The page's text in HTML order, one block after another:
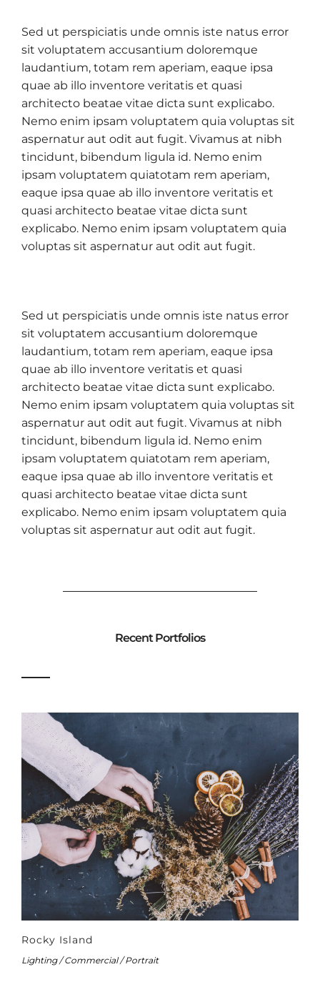
Sed ut perspiciatis unde omnis iste natus error
sit voluptatem accusantium doloremque
laudantium, totam rem aperiam, eaque ipsa
quae ab illo inventore veritatis et quasi
architecto beatae vitae dicta sunt explicabo.
Nemo enim ipsam voluptatem quia voluptas sit
aspernatur aut odit aut fugit. Vivamus at nibh
tincidunt, bibendum ligula id. Nemo enim
ipsam voluptatem quiatotam rem aperiam,
eaque ipsa quae ab illo inventore veritatis et
quasi architecto beatae vitae dicta sunt
explicabo. Nemo enim ipsam voluptatem quia
voluptas sit aspernatur aut odit aut fugit.
Sed ut perspiciatis unde omnis iste natus error
sit voluptatem accusantium doloremque
laudantium, totam rem aperiam, eaque ipsa
quae ab illo inventore veritatis et quasi
architecto beatae vitae dicta sunt explicabo.
Nemo enim ipsam voluptatem quia voluptas sit
aspernatur aut odit aut fugit. Vivamus at nibh
tincidunt, bibendum ligula id. Nemo enim
ipsam voluptatem quiatotam rem aperiam,
eaque ipsa quae ab illo inventore veritatis et
quasi architecto beatae vitae dicta sunt
explicabo. Nemo enim ipsam voluptatem quia
voluptas sit aspernatur aut odit aut fugit.
Recent Portfolios
Rocky Island
Lighting / Commercial / Portrait